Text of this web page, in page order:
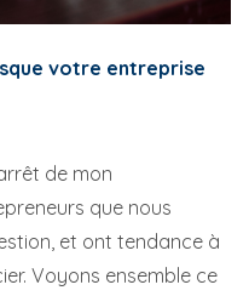
votre entreprise
de mon
que nous
et ont tendance à
Voyons ensemble ce